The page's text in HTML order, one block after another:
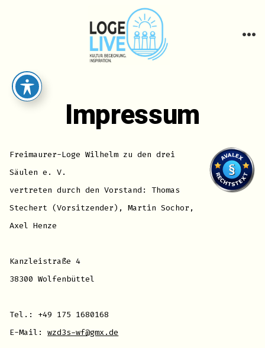
Impressum
Freimaurer-Loge Wilhelm zu den drei
Säulen e. V.
vertreten durch den Vorstand: Thomas
Stechert (Vorsitzender), Martin Sochor,
Axel Henze
Kanzleistraße 4
38300 Wolfenbüttel
Tel.: +49 175 1680168
E-Mail:wzd3s-wf@gmx.de